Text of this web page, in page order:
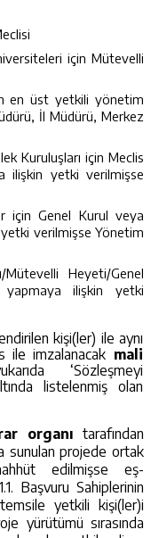
için Mütevelli
en üst yetkili yönetim
İl Müdürü, Merkez
Kuruluşları için Meclis
ilişkin yetki verilmişse
için Genel Kurul veya
yetki verilmişse Yönetim
Heyeti/Genel
yapmaya ilişkin yetki
kişi(ler) ile aynı
ile imzalanacak mali
‘Sözleşmeyi
listelenmiş olan
organı tarafından
sunulan projede ortak
edilmişse eş-
Başvuru Sahiplerinin
yetkili kişi(ler)i
yürütümü sırasında